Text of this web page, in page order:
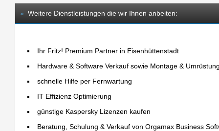
» Weitere Dienstleistungen die wir Ihnen anbeiten:
Ihr Fritz! Premium Partner in Eisenhüttenstadt
Hardware & Software Verkauf sowie Montage &
schnelle Hilfe per Fernwartung
IT Effizienz Optimierung
günstige Kaspersky Lizenzen kaufen
Beratung, Schulung & Verkauf von Orgamax Business